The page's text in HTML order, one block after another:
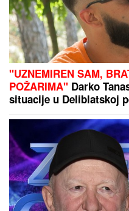
"UZNEMIREN SAM,
POŽARIMA" Darko
situacije u Deliblatskoj